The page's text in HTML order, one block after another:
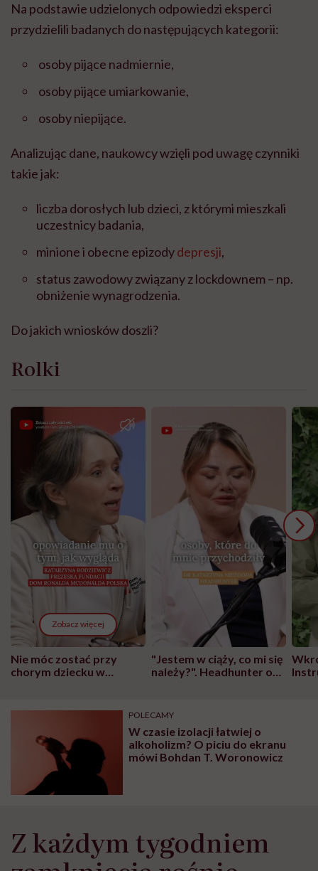
Na podstawie udzielonych odpowiedzi eksperci
przydzielili badanych do następujących kategorii:
osoby pijące nadmiernie,
osoby pijące umiarkowanie,
osoby niepijące.
Analizując dane, naukowcy wzięli pod uwagę czynniki
takie jak:
liczba dorosłych lub dzieci, z którymi mieszkali
uczestnicy badania,
minione i obecne epizodydepresji,
status zawodowy związany z lockdownem – np.
obniżenie wynagrodzenia.
Do jakich wniosków doszli?
Rolki
Zobacz więcej
Nie móc zostać przy
chorym dziecku w
może chyba tylko
wyobraźni"
"Jestem w ciąży, co mi się
należy?". Headhunter o
pracy
POLECAMY
W czasie izolacji łatwiej o
alkoholizm? O piciu do ekranu
mówi Bohdan T. Woronowicz
Z każdym tygodniem